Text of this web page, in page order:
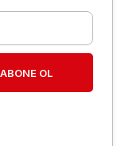
ABONE OL